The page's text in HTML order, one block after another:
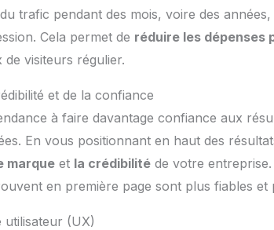
trafic pendant des mois, voire des
Cela permet de réduire les dépenses
de visiteurs régulier.
et de la confiance
à faire davantage confiance aux
En vous positionnant en haut des
marqueet la crédibilitéde votre entreprise.
en première page sont plus fiables et
utilisateur (UX)